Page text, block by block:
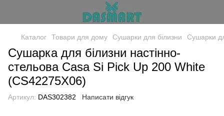
Каталог Товари для дому Сушарки для білизни Сушарки
Сушарка для білизни настінно-
стельова Casa Si Pick Up 200 White
(CS42275X06)
Артикул: DAS302382 Написати відгук